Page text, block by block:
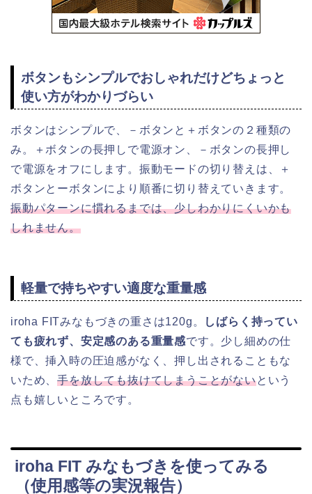
ボタンもシンプルでおしゃれだけどちょっと
使い方がわかりづらい
ボタンはシンプルで、－ボタンと＋ボタンの２種類の
み。＋ボタンの長押しで電源オン、－ボタンの長押し
で電源をオフにします。振動モードの切り替えは、＋
ボタンとーボタンにより順番に切り替えていきます。
振動パターンに慣れるまでは、少しわかりにくいかも
しれません。
軽量で持ちやすい適度な重量感
iroha FITみなもづきの重さは120g。
しばらく持ってい
ても疲れず、安定感のある重量感です。少し細めの仕
様で、挿入時の圧迫感がなく、押し出されることもな
いため、手を放しても抜けてしまうことがないという
点も嬉しいところです。
iroha FIT みなもづきを使ってみる
（使用感等の実況報告）